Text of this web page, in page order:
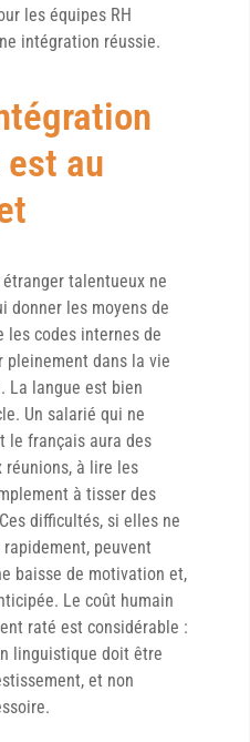
les équipes RH
intégration réussie.
au
talentueux ne
donner les moyens de
les codes internes de
pleinement dans la vie
La langue est bien
Un salarié qui ne
le français aura des
à lire les
à tisser des
difficultés, si elles ne
peuvent
baisse de motivation et,
Le coût humain
raté est considérable :
linguistique doit être
et non